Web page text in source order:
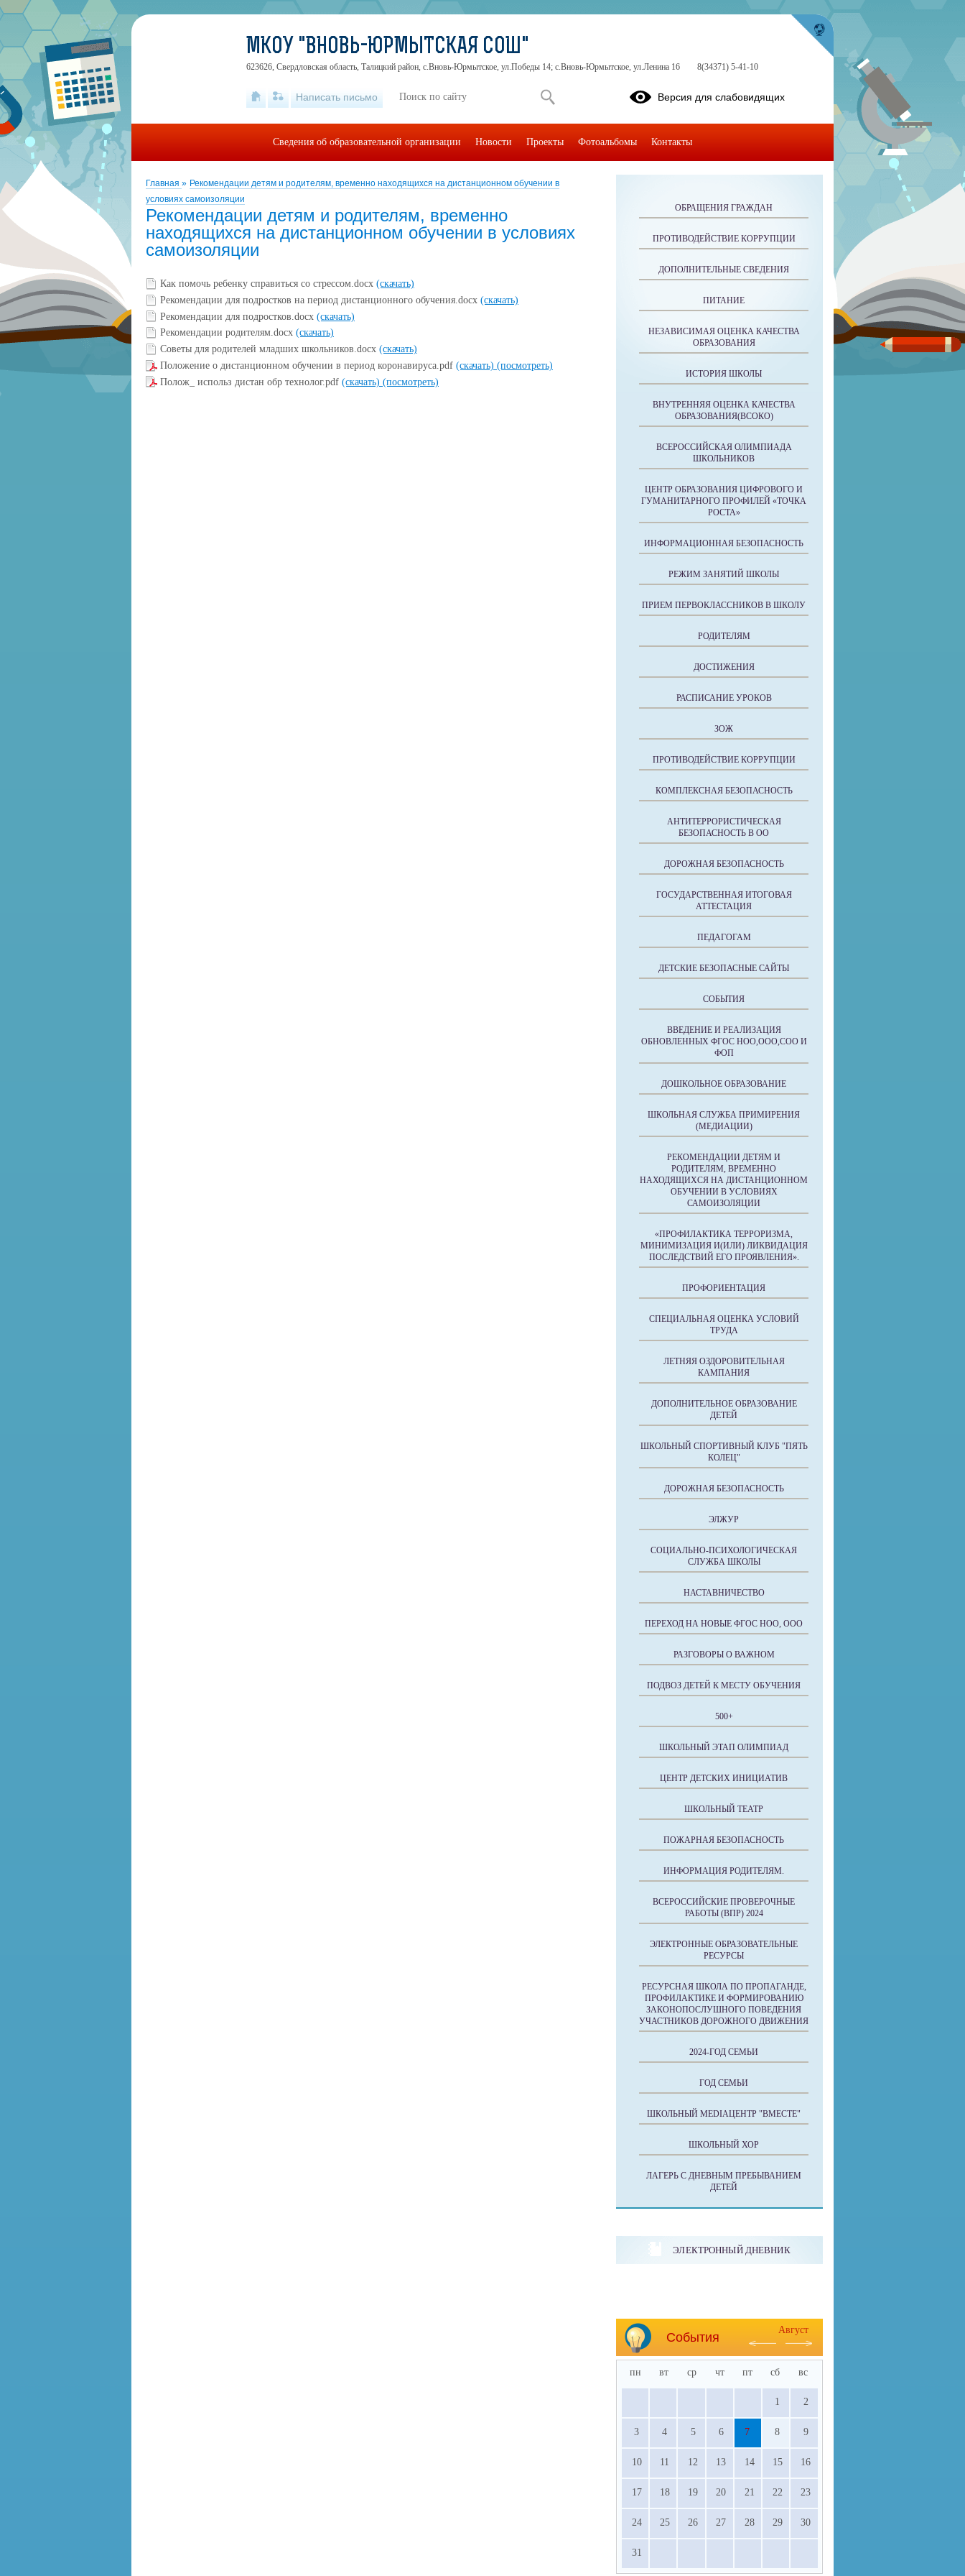
Главная » Рекомендации детям и родителям, временно находящихся на дистанционном обучении в
условиях самоизоляции
Рекомендации детям и родителям, временно
находящихся на дистанционном обучении в условиях
самоизоляции
Как помочь ребенку справиться со стрессом.docx (скачать)
Рекомендации для подростков на период дистанционного обучения.docx (скачать)
Рекомендации для подростков.docx (скачать)
Рекомендации родителям.docx (скачать)
Советы для родителей младших школьников.docx (скачать)
Положение о дистанционном обучении в период коронавируса.pdf (скачать) (посмотреть)
Полож_ использ дистан обр технолог.pdf (скачать) (посмотреть)
ОБРАЩЕНИЯ ГРАЖДАН
ПРОТИВОДЕЙСТВИЕ КОРРУПЦИИ
ДОПОЛНИТЕЛЬНЫЕ СВЕДЕНИЯ
ПИТАНИЕ
НЕЗАВИСИМАЯ ОЦЕНКА КАЧЕСТВА
ОБРАЗОВАНИЯ
ИСТОРИЯ ШКОЛЫ
ВНУТРЕННЯЯ ОЦЕНКА КАЧЕСТВА
ОБРАЗОВАНИЯ(ВСОКО)
ВСЕРОССИЙСКАЯ ОЛИМПИАДА
ШКОЛЬНИКОВ
ЦЕНТР ОБРАЗОВАНИЯ ЦИФРОВОГО И
ГУМАНИТАРНОГО ПРОФИЛЕЙ «ТОЧКА
РОСТА»
ИНФОРМАЦИОННАЯ БЕЗОПАСНОСТЬ
РЕЖИМ ЗАНЯТИЙ ШКОЛЫ
ПРИЕМ ПЕРВОКЛАССНИКОВ В ШКОЛУ
РОДИТЕЛЯМ
ДОСТИЖЕНИЯ
РАСПИСАНИЕ УРОКОВ
ЗОЖ
ПРОТИВОДЕЙСТВИЕ КОРРУПЦИИ
КОМПЛЕКСНАЯ БЕЗОПАСНОСТЬ
АНТИТЕРРОРИСТИЧЕСКАЯ
БЕЗОПАСНОСТЬ В ОО
ДОРОЖНАЯ БЕЗОПАСНОСТЬ
ГОСУДАРСТВЕННАЯ ИТОГОВАЯ
АТТЕСТАЦИЯ
ПЕДАГОГАМ
ДЕТСКИЕ БЕЗОПАСНЫЕ САЙТЫ
СОБЫТИЯ
ВВЕДЕНИЕ И РЕАЛИЗАЦИЯ
ОБНОВЛЕННЫХ ФГОС НОО,ООО,СОО И
ФОП
ДОШКОЛЬНОЕ ОБРАЗОВАНИЕ
ШКОЛЬНАЯ СЛУЖБА ПРИМИРЕНИЯ
(МЕДИАЦИИ)
РЕКОМЕНДАЦИИ ДЕТЯМ И
РОДИТЕЛЯМ, ВРЕМЕННО
НАХОДЯЩИХСЯ НА ДИСТАНЦИОННОМ
ОБУЧЕНИИ В УСЛОВИЯХ
САМОИЗОЛЯЦИИ
«ПРОФИЛАКТИКА ТЕРРОРИЗМА,
МИНИМИЗАЦИЯ И(ИЛИ) ЛИКВИДАЦИЯ
ПОСЛЕДСТВИЙ ЕГО ПРОЯВЛЕНИЯ».
ПРОФОРИЕНТАЦИЯ
СПЕЦИАЛЬНАЯ ОЦЕНКА УСЛОВИЙ
ТРУДА
ЛЕТНЯЯ ОЗДОРОВИТЕЛЬНАЯ
КАМПАНИЯ
ДОПОЛНИТЕЛЬНОЕ ОБРАЗОВАНИЕ
ДЕТЕЙ
ШКОЛЬНЫЙ СПОРТИВНЫЙ КЛУБ "ПЯТЬ
КОЛЕЦ"
ДОРОЖНАЯ БЕЗОПАСНОСТЬ
ЭЛЖУР
СОЦИАЛЬНО-ПСИХОЛОГИЧЕСКАЯ
СЛУЖБА ШКОЛЫ
НАСТАВНИЧЕСТВО
ПЕРЕХОД НА НОВЫЕ ФГОС НОО, ООО
РАЗГОВОРЫ О ВАЖНОМ
ПОДВОЗ ДЕТЕЙ К МЕСТУ ОБУЧЕНИЯ
500+
ШКОЛЬНЫЙ ЭТАП ОЛИМПИАД
ЦЕНТР ДЕТСКИХ ИНИЦИАТИВ
ШКОЛЬНЫЙ ТЕАТР
ПОЖАРНАЯ БЕЗОПАСНОСТЬ
ИНФОРМАЦИЯ РОДИТЕЛЯМ.
ВСЕРОССИЙСКИЕ ПРОВЕРОЧНЫЕ
РАБОТЫ (ВПР) 2024
ЭЛЕКТРОННЫЕ ОБРАЗОВАТЕЛЬНЫЕ
РЕСУРСЫ
РЕСУРСНАЯ ШКОЛА ПО ПРОПАГАНДЕ,
ПРОФИЛАКТИКЕ И ФОРМИРОВАНИЮ
ЗАКОНОПОСЛУШНОГО ПОВЕДЕНИЯ
УЧАСТНИКОВ ДОРОЖНОГО ДВИЖЕНИЯ
2024-ГОД СЕМЬИ
ГОД СЕМЬИ
ШКОЛЬНЫЙ MEDIAЦЕНТР "ВМЕСТЕ"
ШКОЛЬНЫЙ ХОР
ЛАГЕРЬ С ДНЕВНЫМ ПРЕБЫВАНИЕМ
ДЕТЕЙ
ЭЛЕКТРОННЫЙ ДНЕВНИК
События
Август
пн вт ср чт пт сб вс
1 2
3 4 5 6 7 8 9
10 11 12 13 14 15 16
17 18 19 20 21 22 23
24 25 26 27 28 29 30
31
МКОУ "ВНОВЬ-ЮРМЫТСКАЯ СОШ"
623626, Свердловская область, Талицкий район, с.Вновь-Юрмытское, ул.Победы 14; с.Вновь-Юрмытское, ул.Ленина 16 8(34371) 5-41-10
Написать письмо Версия для слабовидящих
Сведения об образовательной организации Новости Проекты Фотоальбомы Контакты